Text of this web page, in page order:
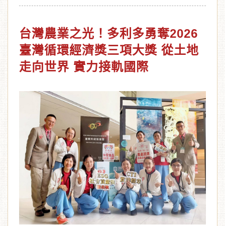
台灣農業之光！多利多勇奪2026
臺灣循環經濟獎三項大獎 從土地
走向世界 實力接軌國際